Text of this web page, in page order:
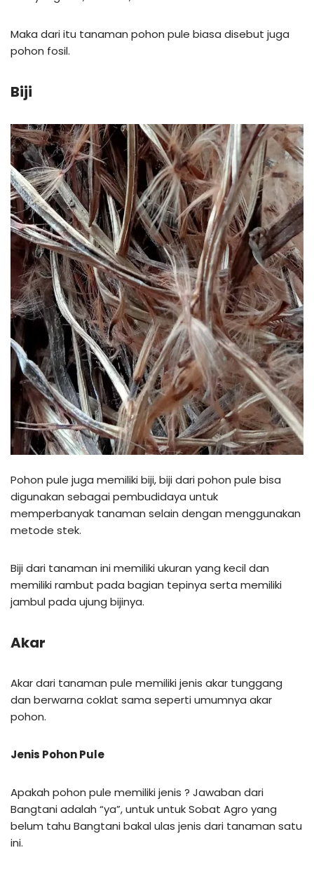
Maka dari itu tanaman pohon pule biasa disebut juga
pohon fosil.
Biji
Pohon pule juga memiliki biji, biji dari pohon pule bisa
digunakan sebagai pembudidaya untuk
memperbanyak tanaman selain dengan menggunakan
metode stek.
Biji dari tanaman ini memiliki ukuran yang kecil dan
memiliki rambut pada bagian tepinya serta memiliki
jambul pada ujung bijinya.
Akar
Akar dari tanaman pule memiliki jenis akar tunggang
dan berwarna coklat sama seperti umumnya akar
pohon.
Jenis Pohon Pule
Apakah pohon pule memiliki jenis ? Jawaban dari
Bangtani adalah “ya”, untuk untuk Sobat Agro yang
belum tahu Bangtani bakal ulas jenis dari tanaman satu
ini.